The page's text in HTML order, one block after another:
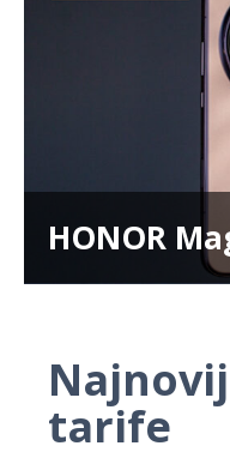
HONOR
tarife